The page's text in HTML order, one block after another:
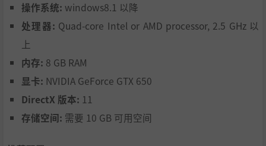
操作系统: windows8.1 以降
处理器: Quad-core Intel or AMD processor, 2.5 GHz 以
上
内存: 8 GB RAM
显卡: NVIDIA GeForce GTX 650
DirectX 版本: 11
存储空间: 需要 10 GB 可用空间